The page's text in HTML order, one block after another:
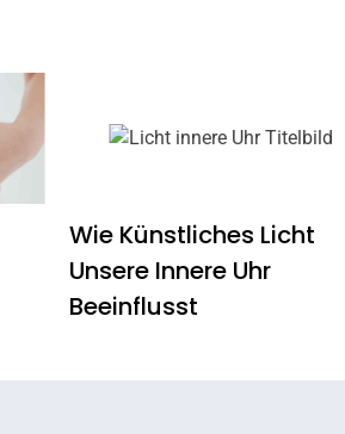
Wie Künstliches Licht
Unsere Innere Uhr
Beeinflusst